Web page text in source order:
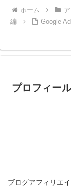
ホーム
編
Google
プロフィール
ブログアフィリエ